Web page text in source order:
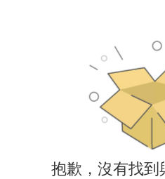
抱歉，沒有找